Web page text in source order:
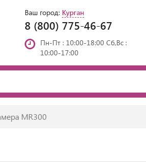
Ваш город: Курган
8 (800) 775-46-67
Пн-Пт : 10:00-18:00 Сб,Вс :
10:00-17:00
MR300